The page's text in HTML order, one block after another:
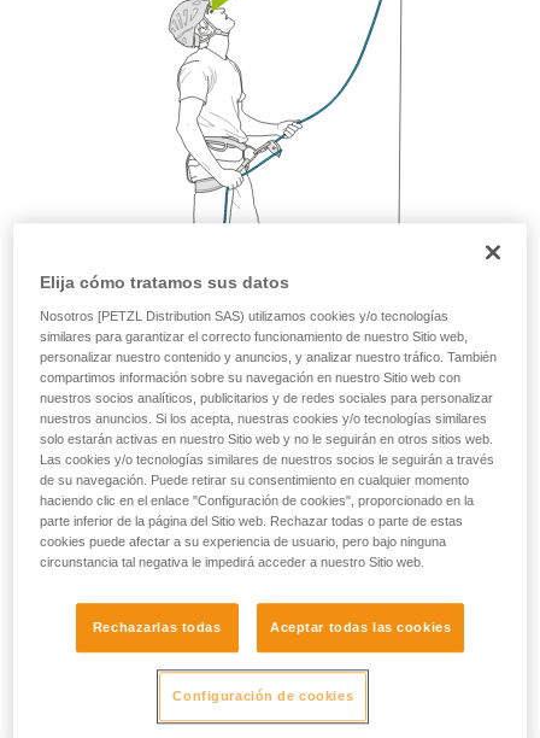
describimos aquí.
La movilidad es una muy buena forma de acompañar los
movimientos rápidos del escalador.
Acérquese a la pared en el momento del mosquetoneo y,
después, vuelva a su posición inicial.
Elija cómo tratamos sus datos
Nosotros [PETZL Distribution SAS) utilizamos cookies y/o tecnologías
similares para garantizar el correcto funcionamiento de nuestro Sitio web,
personalizar nuestro contenido y anuncios, y analizar nuestro tráfico. También
compartimos información sobre su navegación en nuestro Sitio web con
nuestros socios analíticos, publicitarios y de redes sociales para personalizar
nuestros anuncios. Si los acepta, nuestras cookies y/o tecnologías similares
solo estarán activas en nuestro Sitio web y no le seguirán en otros sitios web.
Las cookies y/o tecnologías similares de nuestros socios le seguirán a través
de su navegación. Puede retirar su consentimiento en cualquier momento
haciendo clic en el enlace "Configuración de cookies", proporcionado en la
parte inferior de la página del Sitio web. Rechazar todas o parte de estas
cookies puede afectar a su experiencia de usuario, pero bajo ninguna
circunstancia tal negativa le impedirá acceder a nuestro Sitio web.
Rechazarlas todas Aceptar todas las cookies
Configuración de cookies